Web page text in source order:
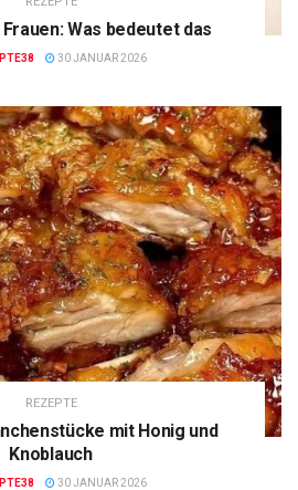
Was bedeutet das
30 JANUAR 2026
REZEPTE
mit Honig und
Knoblauch
30 JANUAR 2026